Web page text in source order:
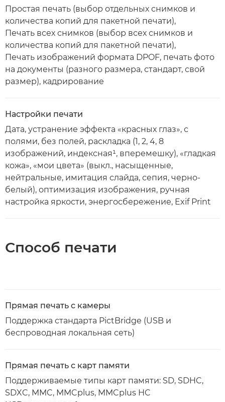
Простая печать (выбор отдельных снимков и
количества копий для пакетной печати),
Печать всех снимков (выбор всех снимков и
количества копий для пакетной печати),
Печать изображений формата DPOF, печать фото
на документы (разного размера, стандарт, свой
размер), кадрирование
Настройки печати
Дата, устранение эффекта «красных глаз», с
полями, без полей, раскладка (1, 2, 4, 8
изображений, индексная¹, вперемешку), «гладкая
кожа», «мои цвета» (выкл., насыщенные,
нейтральные, имитация слайда, сепия, черно-
белый), оптимизация изображения, ручная
настройка яркости, энергосбережение, Exif Print
Способ печати
Прямая печать с камеры
Поддержка стандарта PictBridge (USB и
беспроводная локальная сеть)
Прямая печать с карт памяти
Поддерживаемые типы карт памяти: SD, SDHC,
SDXC, MMC, MMCplus, MMCplus HC